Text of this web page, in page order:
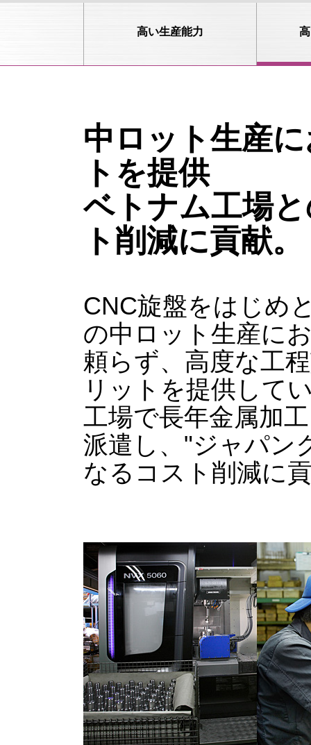
高い生産能力
中ロット生産
トを提供
ベトナム工場
ト削減に貢献。
CNC旋盤をはじめ
の中ロット生産に
頼らず、高度な工
リットを提供して
工場で長年金属加
派遣し、"ジャパン
なるコスト削減に